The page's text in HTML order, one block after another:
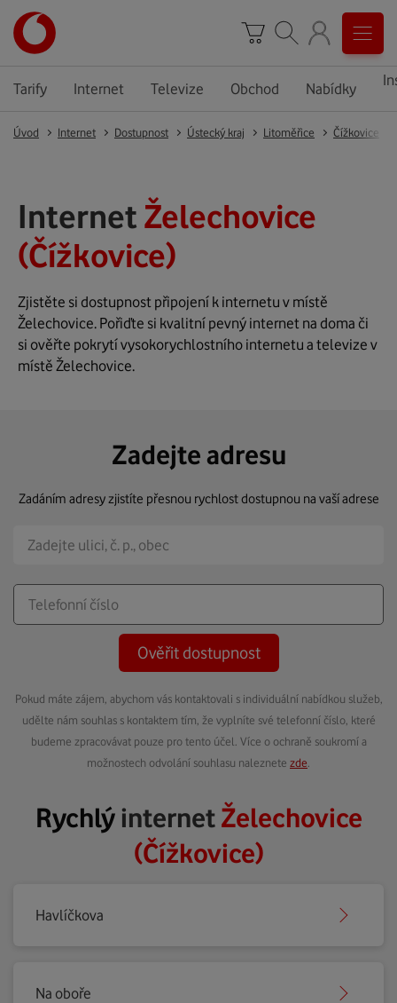
Tarify Internet Televize Obchod Nabídky
Úvod Internet Dostupnost Ústecký kraj Litoměřice Čížkovice
Internet Želechovice
(Čížkovice)
Zjistěte si dostupnost připojení k internetu v místě
Želechovice. Pořiďte si kvalitní pevný internet na doma či
si ověřte pokrytí vysokorychlostního internetu a televize v
místě Želechovice.
Zadejte adresu
Zadáním adresy zjistíte přesnou rychlost dostupnou na vaší adrese
Ověřit dostupnost
Pokud máte zájem, abychom vás kontaktovali s individuální nabídkou služeb,
udělte nám souhlas s kontaktem tím, že vyplníte své telefonní číslo, které
budeme zpracovávat pouze pro tento účel. Více o ochraně soukromí a
možnostech odvolání souhlasu naleznete zde
RychlýinternetŽelechovice
(Čížkovice)
Havlíčkova
Na oboře